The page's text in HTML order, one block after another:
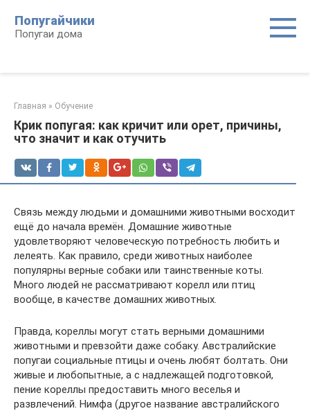
контенту
Попугайчики
Попугаи дома
Главная » Обучение
Крик попугая: как кричит или орет, причины,
что значит и как отучить
Связь между людьми и домашними животными восходит
ещё до начала времён. Домашние животные
удовлетворяют человеческую потребность любить и
лелеять. Как правило, среди животных наиболее
популярны верные собаки или таинственные коты.
Много людей не рассматривают корелл или птиц
вообще, в качестве домашних животных.
Правда, кореллы могут стать верными домашними
животными и превзойти даже собаку. Австралийские
попугаи социальные птицы и очень любят болтать. Они
живые и любопытные, а с надлежащей подготовкой,
пение кореллы предоставить много веселья и
развлечений. Нимфа (другое название австралийского